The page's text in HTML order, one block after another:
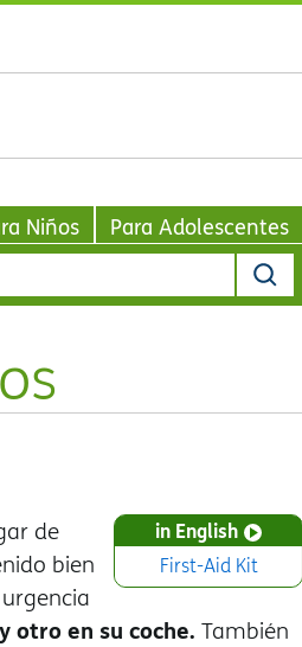
Niños Para Adolescentes
in English
First-Aid Kit
de
bien
otro en su coche. También